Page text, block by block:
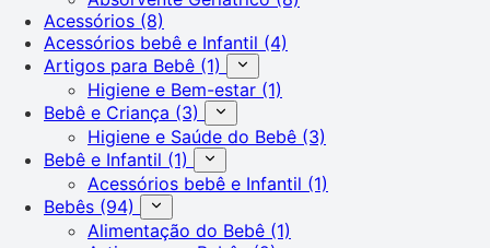
Acessórios (8)
Acessórios bebê e Infantil (4)
Artigos para Bebê (1)
Higiene e Bem-estar (1)
Bebê e Criança (3)
Higiene e Saúde do Bebê (3)
Bebê e Infantil (1)
Acessórios bebê e Infantil (1)
Bebês (94)
Alimentação do Bebê (1)